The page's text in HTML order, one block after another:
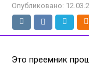
Опубликовано:
Это преемник